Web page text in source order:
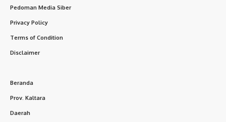
Pedoman Media Siber
Privacy Policy
Terms of Condition
Disclaimer
Beranda
Prov. Kaltara
Daerah